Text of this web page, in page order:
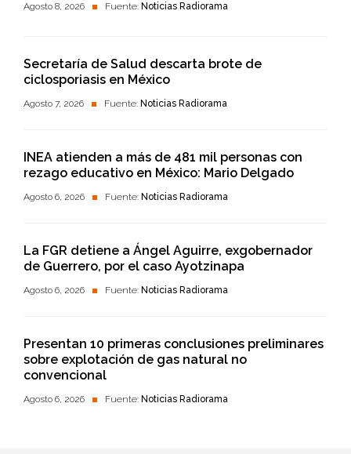
Agosto 8, 2026 Fuente: Noticias Radiorama
Secretaría de Salud descarta brote de
ciclosporiasis en México
Agosto 7, 2026 Fuente: Noticias Radiorama
INEA atienden a más de 481 mil personas con
rezago educativo en México: Mario Delgado
Agosto 6, 2026 Fuente: Noticias Radiorama
La FGR detiene a Ángel Aguirre, exgobernador
de Guerrero, por el caso Ayotzinapa
Agosto 6, 2026 Fuente: Noticias Radiorama
Presentan 10 primeras conclusiones preliminares
sobre explotación de gas natural no
convencional
Agosto 6, 2026 Fuente: Noticias Radiorama